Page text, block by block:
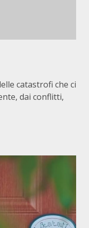
catastrofi che ci
dai conflitti,